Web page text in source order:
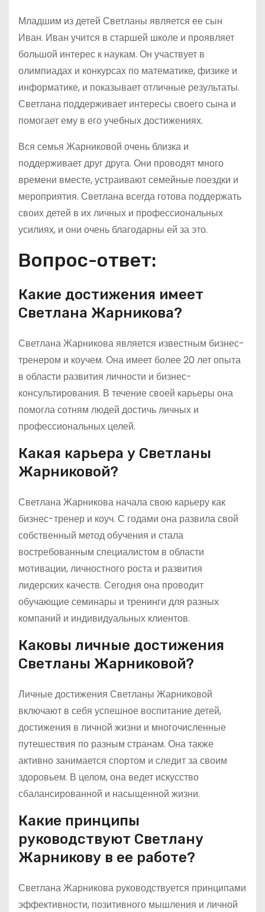
Младшим из детей Светланы является ее сын
Иван. Иван учится в старшей школе и проявляет
большой интерес к наукам. Он участвует в
олимпиадах и конкурсах по математике, физике и
информатике, и показывает отличные результаты.
Светлана поддерживает интересы своего сына и
помогает ему в его учебных достижениях.
Вся семья Жарниковой очень близка и
поддерживает друг друга. Они проводят много
времени вместе, устраивают семейные поездки и
мероприятия. Светлана всегда готова поддержать
своих детей в их личных и профессиональных
усилиях, и они очень благодарны ей за это.
Вопрос-ответ:
Какие достижения имеет
Светлана Жарникова?
Светлана Жарникова является известным бизнес-
тренером и коучем. Она имеет более 20 лет опыта
в области развития личности и бизнес-
консультирования. В течение своей карьеры она
помогла сотням людей достичь личных и
профессиональных целей.
Какая карьера у Светланы
Жарниковой?
Светлана Жарникова начала свою карьеру как
бизнес-тренер и коуч. С годами она развила свой
собственный метод обучения и стала
востребованным специалистом в области
мотивации, личностного роста и развития
лидерских качеств. Сегодня она проводит
обучающие семинары и тренинги для разных
компаний и индивидуальных клиентов.
Каковы личные достижения
Светланы Жарниковой?
Личные достижения Светланы Жарниковой
включают в себя успешное воспитание детей,
достижения в личной жизни и многочисленные
путешествия по разным странам. Она также
активно занимается спортом и следит за своим
здоровьем. В целом, она ведет искусство
сбалансированной и насыщенной жизни.
Какие принципы
руководствуют Светлану
Жарникову в ее работе?
Светлана Жарникова руководствуется принципами
эффективности, позитивного мышления и личной